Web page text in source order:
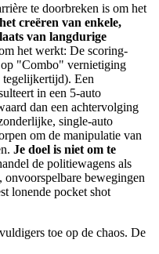
te doorbreken is om het
creëren van enkele,
van langdurige
het werkt: De scoring-
"Combo" vernietiging
Een
in een 5-auto
dan een achtervolging
single-auto
om de manipulatie van
Je doel is niet om te
de politiewagens als
bewegingen
lonende pocket shot
toe op de chaos. De